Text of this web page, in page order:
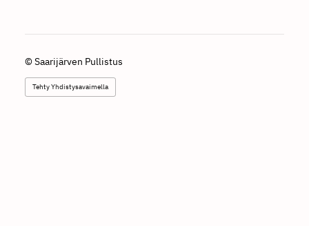
© Saarijärven Pullistus
Tehty Yhdistysavaimella